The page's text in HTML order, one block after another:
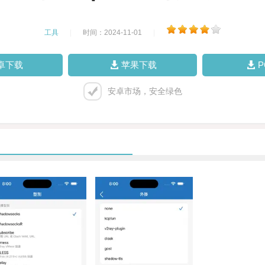
工具 时间：2024-11-01
下载 苹果下载
安卓市场，安全绿色